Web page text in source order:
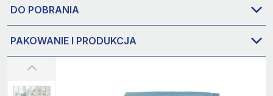
DO POBRANIA
PAKOWANIE I PRODUKCJA